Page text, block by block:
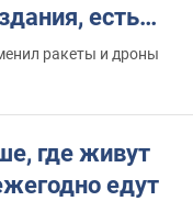
есть
Фото и видео
ракеты и дроны
где живут
едут